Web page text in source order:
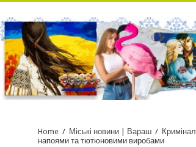
Home / Міські новини | Вараш / Кримінал
напоями та тютюновими виробами